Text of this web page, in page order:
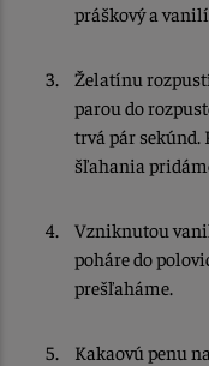
práškový a
Želatínu
parou do
trvá pár sekúnd.
šľahania
Vzniknutou
poháre do
prešľaháme.
Kakaovú penu